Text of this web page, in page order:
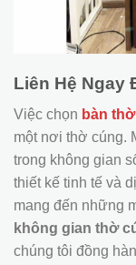
Liên Hệ Ngay
Việc chọn bàn
một nơi thờ cúng.
trong không gian
thiết kế tinh tế và
mang đến những
không gian thờ
chúng tôi đồng